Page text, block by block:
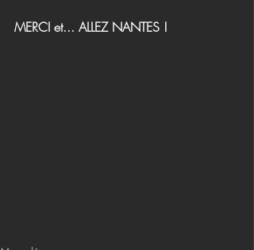
MERCI et... ALLEZ NANTES !